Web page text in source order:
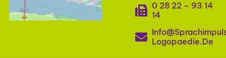
0 28 22 – 93 14
14
Logopaedie.de